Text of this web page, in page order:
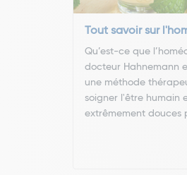
Tout savoir sur
Qu’est-ce que
docteur Hahnemann
une méthode
soigner l'être humain
extrêmement douces